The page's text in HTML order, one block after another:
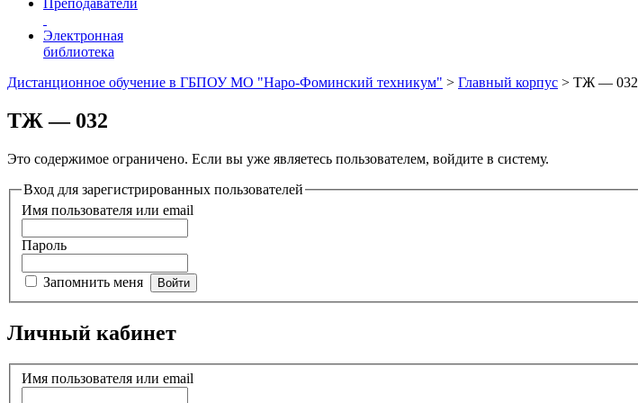
Преподаватели
Электронная
библиотека
Дистанционное обучение в ГБПОУ МО "Наро-Фоминский техникум" > Главный корпус > ТЖ — 032
ТЖ — 032
Это содержимое ограничено. Если вы уже являетесь пользователем, войдите в систему.
Вход для зарегистрированных пользователей
Имя пользователя или email
Пароль
Запомнить меня
Личный кабинет
Имя пользователя или email